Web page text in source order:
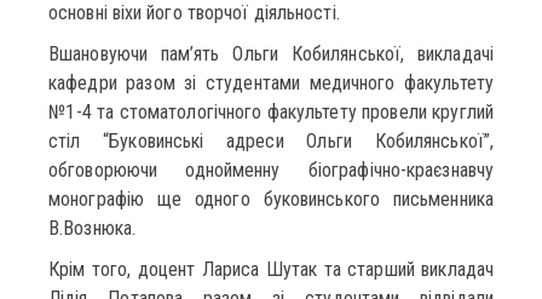
основні віхи його творчої діяльності.
Вшановуючи пам’ять Ольги Кобилянської, викладачі
кафедри разом зі студентами медичного факультету
№1-4 та стоматологічного факультету провели круглий
стіл “Буковинські адреси Ольги Кобилянської”,
обговорюючи однойменну біографічно-краєзнавчу
монографію ще одного буковинського письменника
В.Вознюка.
Крім того, доцент Лариса Шутак та старший викладач